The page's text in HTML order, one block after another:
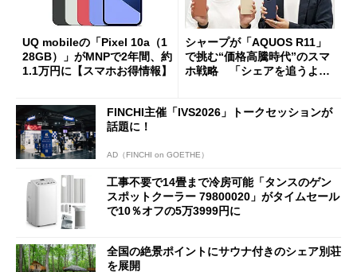
UQ mobileの「Pixel 10a（1
28GB）」がMNPで2年間、約
1.1万円に【スマホお得情報】
シャープが「AQUOS R11」
で挑む“価格高騰時代”のスマ
ホ戦略 「シェアを追うより
FINCHI主催「IVS2026」トークセッションが
話題に！
AD（FINCHI on GOETHE）
工事不要で14畳まで冷房可能「タンスのゲン
スポットクーラー 79800020」がタイムセール
で10％オフの5万3999円に
全国の絶景ポイントにサウナ付きのシェア別荘
を展開